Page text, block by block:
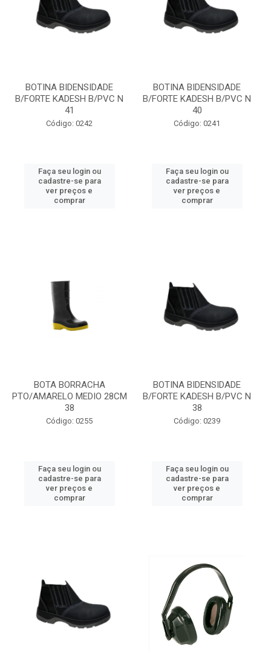
BOTINA BIDENSIDADE
B/FORTE KADESH B/PVC N
41
Código: 0242
Faça seu login ou
cadastre-se para
ver preços e
comprar
BOTINA BIDENSIDADE
B/FORTE KADESH B/PVC N
40
Código: 0241
Faça seu login ou
cadastre-se para
ver preços e
comprar
BOTA BORRACHA
PTO/AMARELO MEDIO 28CM
38
Código: 0255
Faça seu login ou
cadastre-se para
ver preços e
comprar
BOTINA BIDENSIDADE
B/FORTE KADESH B/PVC N
38
Código: 0239
Faça seu login ou
cadastre-se para
ver preços e
comprar